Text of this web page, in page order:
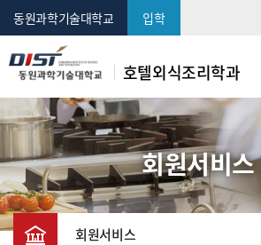
동원과학기술대학교 입학
호텔외식조리학과
회원서비스
회원서비스